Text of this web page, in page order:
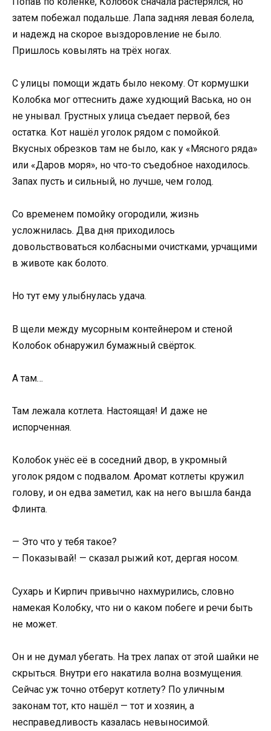
затем побежал подальше. Лапа задняя левая болела,
и надежд на скорое выздоровление не было.
Пришлось ковылять на трёх ногах.
С улицы помощи ждать было некому. От кормушки
Колобка мог оттеснить даже худющий Васька, но он
не унывал. Грустных улица съедает первой, без
остатка. Кот нашёл уголок рядом с помойкой.
Вкусных обрезков там не было, как у «Мясного ряда»
или «Даров моря», но что-то съедобное находилось.
Запах пусть и сильный, но лучше, чем голод.
Со временем помойку огородили, жизнь
усложнилась. Два дня приходилось
довольствоваться колбасными очистками, урчащими
в животе как болото.
Но тут ему улыбнулась удача.
В щели между мусорным контейнером и стеной
Колобок обнаружил бумажный свёрток.
А там…
Там лежала котлета. Настоящая! И даже не
испорченная.
Колобок унёс её в соседний двор, в укромный
уголок рядом с подвалом. Аромат котлеты кружил
голову, и он едва заметил, как на него вышла банда
Флинта.
— Это что у тебя такое?
— Показывай! — сказал рыжий кот, дергая носом.
Сухарь и Кирпич привычно нахмурились, словно
намекая Колобку, что ни о каком побеге и речи быть
не может.
Он и не думал убегать. На трех лапах от этой шайки не
скрыться. Внутри его накатила волна возмущения.
Сейчас уж точно отберут котлету? По уличным
законам тот, кто нашёл — тот и хозяин, а
несправедливость казалась невыносимой.